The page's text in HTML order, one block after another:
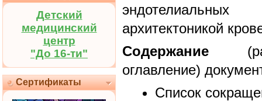
Детский
медицинский
центр
"До 16-ти"
Сертификаты
архитектоникой
Содержание
оглавление)
Список